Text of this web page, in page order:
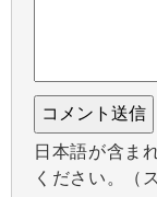
日本語が含ま
ください。（